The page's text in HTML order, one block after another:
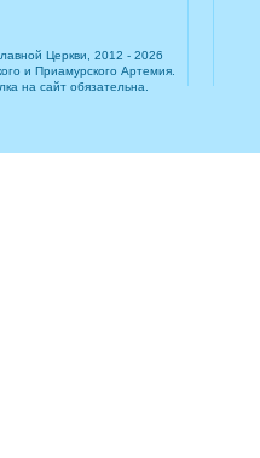
Церкви, 2012 - 2026
и Приамурского Артемия.
на сайт обязательна.